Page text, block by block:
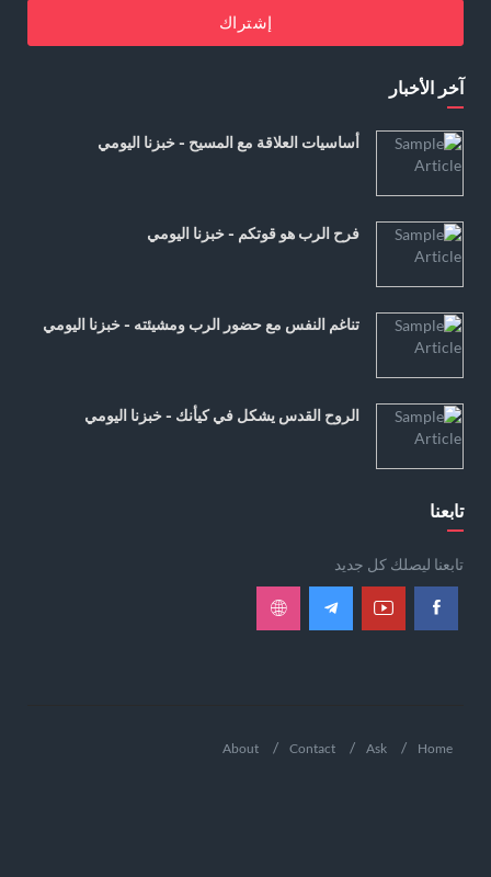
إشتراك
آخر الأخبار
أساسيات العلاقة مع المسيح - خبزنا اليومي
فرح الرب هو قوتكم - خبزنا اليومي
تناغم النفس مع حضور الرب ومشيئته - خبزنا اليومي
الروح القدس يشكل في كيأنك - خبزنا اليومي
تابعنا
تابعنا ليصلك كل جديد
Home
Ask
Contact
About